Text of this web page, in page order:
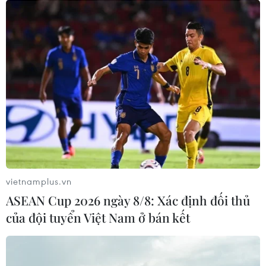
Indonesia
04/08/2026 04:16
Tuyển thủ Indonesia cúi đầu thành
khẩn xin lỗi người hâm mộ xứ vạn
đảo
04/08/2026 03:17
ASEAN Cup 2026: "Chìa khóa" giúp
tuyển Việt Nam quật ngã Indonesia
04/08/2026 03:05
ASEAN Cup 2026: Đội tuyển Việt
vietnamplus.vn
ASEAN Cup 2026 ngày 8/8: Xác định đối thủ
của đội tuyển Việt Nam ở bán kết